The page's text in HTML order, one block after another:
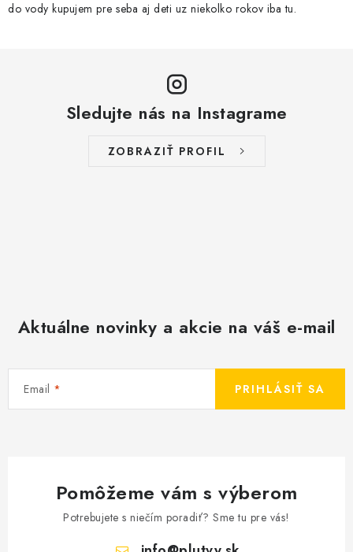
do vody kupujem pre seba aj deti uz niekolko rokov iba tu.
Sledujte nás na Instagrame
ZOBRAZIŤ PROFIL
Aktuálne novinky a akcie na váš e-mail
Email PRIHLÁSIŤ SA
Pomôžeme vám s výberom
Potrebujete s niečím poradiť? Sme tu pre vás!